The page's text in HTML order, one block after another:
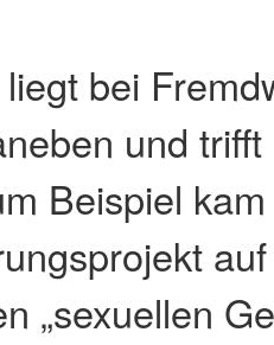
bei
und
Beispiel
„sexuellen